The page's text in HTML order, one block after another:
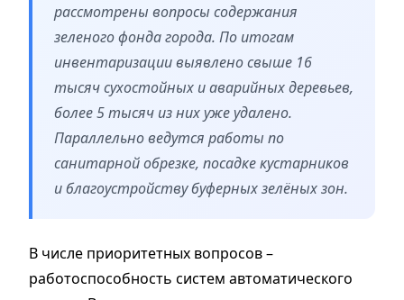
рассмотрены вопросы содержания
зеленого фонда города. По итогам
инвентаризации выявлено свыше 16
тысяч сухостойных и аварийных деревьев,
более 5 тысяч из них уже удалено.
Параллельно ведутся работы по
санитарной обрезке, посадке кустарников
и благоустройству буферных зелёных зон.
В числе приоритетных вопросов –
работоспособность систем автоматического